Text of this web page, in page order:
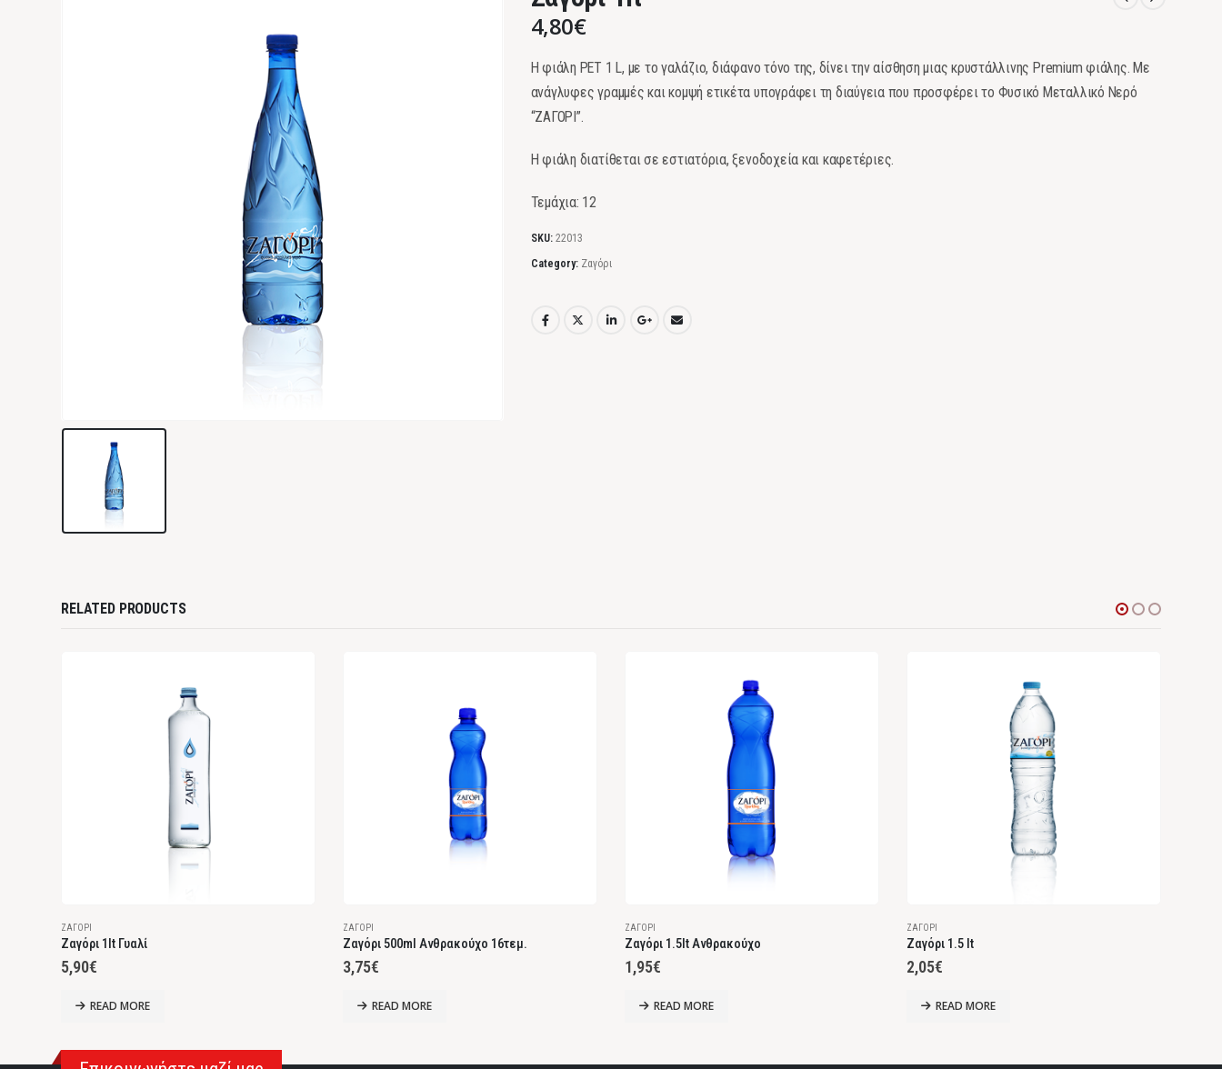
4,80€
Η φιάλη PET 1 L, με το γαλάζιο, διάφανο τόνο της, δίνει την αίσθηση μιας κρυστάλλινης Premium φιάλης. Με
ανάγλυφες γραμμές και κομψή ετικέτα υπογράφει τη διαύγεια που προσφέρει το Φυσικό Μεταλλικό Νερό
“ΖΑΓΟΡΙ”.
Η φιάλη διατίθεται σε εστιατόρια, ξενοδοχεία και καφετέριες.
Τεμάχια: 12
SKU: 22013
Category: Ζαγόρι
RELATED PRODUCTS
ΖΑΓΌΡΙ
Ζαγόρι 1lt Γυαλί
5,90€
READ MORE
ΖΑΓΌΡΙ
Ζαγόρι 500ml Ανθρακούχο 16τεμ.
3,75€
READ MORE
ΖΑΓΌΡΙ
Ζαγόρι 1.5lt Ανθρακούχο
1,95€
READ MORE
ΖΑΓΌΡΙ
Ζαγόρι 1.5 lt
2,05€
READ MORE